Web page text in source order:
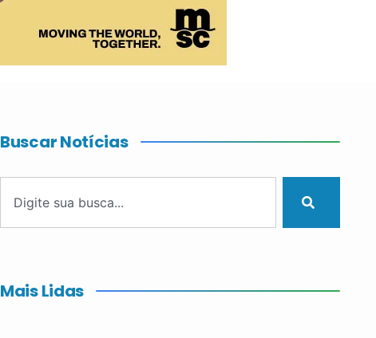
Buscar Notícias
Mais Lidas